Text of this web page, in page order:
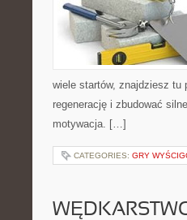
wiele startów, znajdziesz tu
regenerację i zbudować
motywacja. […]
CATEGORIES: GRY